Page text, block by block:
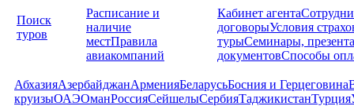
Поиск
туров
Расписание и
наличие
местПравила
авиакомпаний
Кабинет агента
договорыУсловия
турыСеминары,
документовСпособы
АбхазияАзербайджанАрменияБеларусьБосния и Герцеговина
круизыОАЭОманРоссияСейшелыСербияТаджикистанТурция